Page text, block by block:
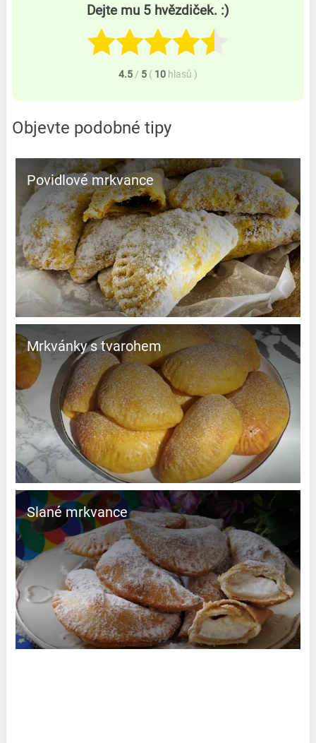
Dejte mu 5 hvězdiček. :)
4.5 / 5 ( 10 hlasů )
Objevte podobné tipy
Povidlové mrkvance
Mrkvánky s tvarohem
Slané mrkvance